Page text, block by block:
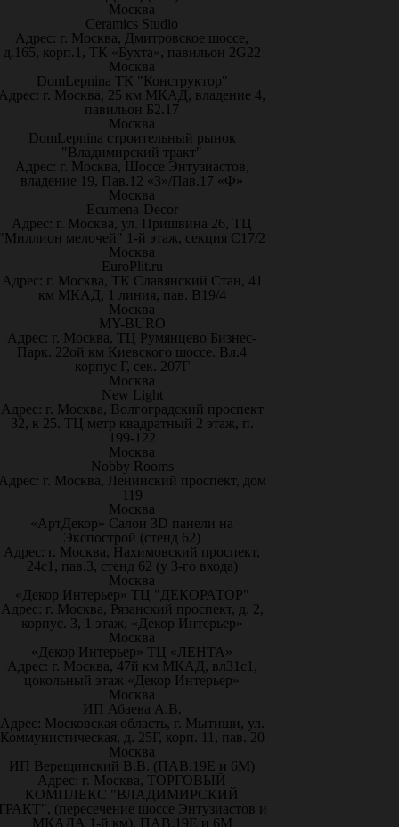
Москва
Ceramics Studio
Адрес: г. Москва, Дмитровское шоссе,
д.165, корп.1, ТК «Бухта», павильон 2G22
Москва
DomLepnina ТК "Конструктор"
г. Москва, 25 км МКАД, владение 4,
павильон Б2.17
Москва
DomLepnina строительный рынок
"Владимирский тракт"
Адрес: г. Москва, Шоссе Энтузиастов,
владение 19, Пав.12 «З»/Пав.17 «Ф»
Москва
Ecumena-Decor
Адрес: г. Москва, ул. Пришвина 26, ТЦ
мелочей" 1-й этаж, секция С17/2
Москва
EuroPlit.ru
Адрес: г. Москва, ТК Славянский Стан, 41
км МКАД, 1 линия, пав. В19/4
Москва
MY-BURO
Адрес: г. Москва, ТЦ Румянцево Бизнес-
Парк. 22ой км Киевского шоссе. Вл.4
корпус Г, сек. 207Г
Москва
New Light
Адрес: г. Москва, Волгоградский проспект
32, к 25. ТЦ метр квадратный 2 этаж, п.
199-122
Москва
Nobby Rooms
г. Москва, Ленинский проспект, дом
119
Москва
«АртДекор» Салон 3D панели на
Экспострой (стенд 62)
Адрес: г. Москва, Нахимовский проспект,
24с1, пав.3, стенд 62 (у 3-го входа)
Москва
«Декор Интерьер» ТЦ "ДЕКОРАТОР"
Адрес: г. Москва, Рязанский проспект, д. 2,
корпус. 3, 1 этаж, «Декор Интерьер»
Москва
«Декор Интерьер» ТЦ «ЛЕНТА»
Адрес: г. Москва, 47й км МКАД, вл31с1,
цокольный этаж «Декор Интерьер»
Москва
ИП Абаева А.В.
Адрес: Московская область, г. Мытищи, ул.
Коммунистическая, д. 25Г, корп. 11, пав. 20
Москва
ИП Верещинский В.В. (ПАВ.19Е и 6М)
Адрес: г. Москва, ТОРГОВЫЙ
КОМПЛЕКС "ВЛАДИМИРСКИЙ
(пересечение шоссе Энтузиастов и
МКАДА 1-й км), ПАВ.19Е и 6М